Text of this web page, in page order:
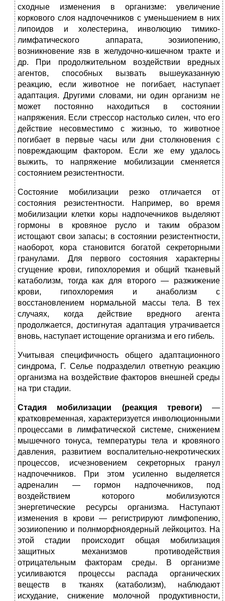
сходные изменения в организме: увеличение
коркового слоя надпочечников с уменьшением в них
липоидов и холестерина, инволюцию тимико-
лимфатического аппарата, эозииопению,
возникновение язв в желудочно-кишечном тракте и
др. При продолжительном воздействии вредных
агентов, способных вызвать вышеуказанную
реакцию, если животное не погибает, наступает
адаптация. Другими словами, ни один организм не
может постоянно находиться в состоянии
напряжения. Если стрессор настолько силен, что его
действие несовместимо с жизнью, то животное
погибает в первые часы или дни столкновения с
повреждающим фактором. Если же ему удалось
выжить, то напряжение мобилизации сменяется
состоянием резистентности.
Состояние мобилизации резко отличается от
состояния резистентности. Например, во время
мобилизации клетки коры надпочечников выделяют
гормоны в кровяное русло и таким образом
истощают свои запасы; в состоянии резистентности,
наоборот, кора становится богатой секреторными
гранулами. Для первого состояния характерны
сгущение крови, гипохлоремия и общий тканевый
катаболизм, тогда как для второго — разжижение
крови, гипохлоремия и анаболизм с
восстановлением нормальной массы тела. В тех
случаях, когда действие вредного агента
продолжается, достигнутая адаптация утрачивается
вновь, наступает истощение организма и его гибель.
Учитывая специфичность общего адаптационного
синдрома, Г. Селье подразделил ответную реакцию
организма на воздействие факторов внешней среды
на три стадии.
Стадия мобилизации (реакция тревоги)—
кратковременная, характеризуется инволюционными
процессами в лимфатической системе, снижением
мышечного тонуса, температуры тела и кровяного
давления, развитием воспалительно-некротических
процессов, исчезновением секреторных гранул
надпочечников. При этом усиленно выделяется
адреналин — гормон надпочечников, под
воздействием которого мобилизуются
энергетические ресурсы организма. Наступают
изменения в крови — регистрируют лимфопению,
эозииопению и полнморфноядерный лейкоцитоз. На
этой стадии происходит общая мобилизация
защитных механизмов противодействия
отрицательным факторам среды. В организме
усиливаются процессы распада органических
веществ в тканях (катаболизм), наблюдают
исхудание, снижение молочной продуктивности,